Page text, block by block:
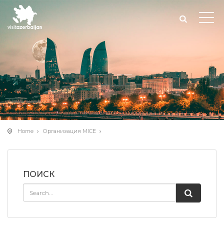
Home Организация MICE
ПОИСК